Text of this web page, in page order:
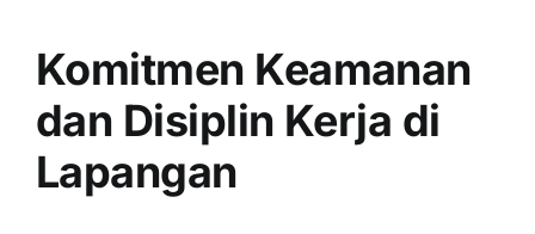
Komitmen Keamanan
dan Disiplin Kerja di
Lapangan